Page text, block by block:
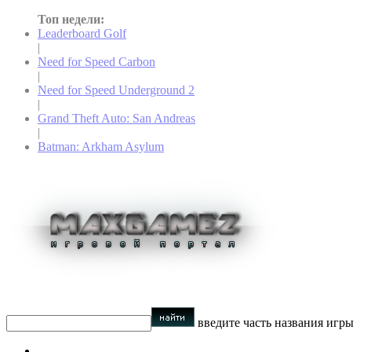
Топ недели:
Leaderboard Golf
|
Need for Speed Carbon
|
Need for Speed Underground 2
|
Grand Theft Auto: San Andreas
|
Batman: Arkham Asylum
введите часть названия игры